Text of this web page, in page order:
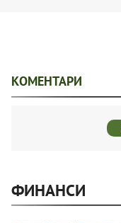
КОМЕНТАРИ
ФИНАНСИ